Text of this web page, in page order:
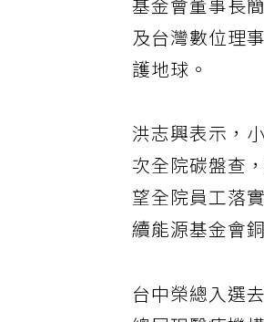
基金會董事長
及台灣數位理
護地球。
洪志興表示，
次全院碳盤查
望全院員工落
續能源基金會
台中榮總入選